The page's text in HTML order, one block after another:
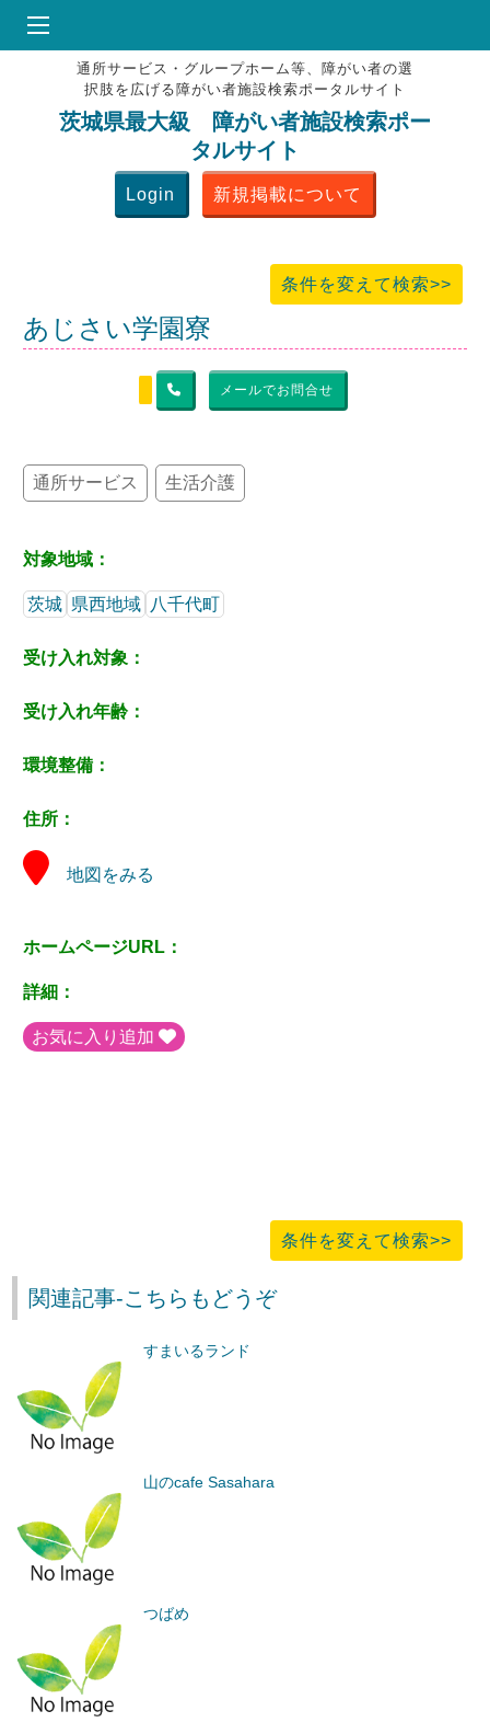
HOME
♥お気にりブックマーク
掲載会員MENU
よくある質問
通所サービス・グループホーム等、障がい者の選
択肢を広げる障がい者施設検索ポータルサイト
茨城県最大級 障がい者施設検索ポー
タルサイト
Login 新規掲載について
条件を変えて検索>>
あじさい学園寮
メールでお問合せ
通所サービス 生活介護
対象地域：
茨城 県西地域 八千代町
受け入れ対象：
受け入れ年齢：
環境整備：
住所：
地図をみる
ホームページURL：
詳細：
お気に入り追加
条件を変えて検索>>
関連記事-こちらもどうぞ
すまいるランド
山のcafe Sasahara
つばめ